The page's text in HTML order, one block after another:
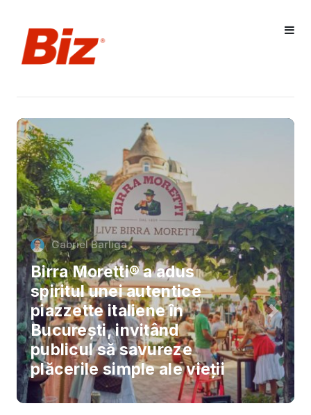
Gabriel Barliga
Birra Moretti® a adus
spiritul unei autentice
piazzette italiene în
București, invitând
publicul să savureze
plăcerile simple ale vieții